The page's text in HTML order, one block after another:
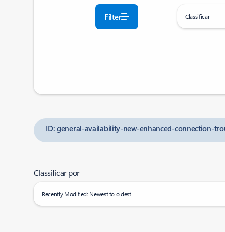
Filter Classificar
ID: general-availability-new-enhanced-connection-
Classificar por
Recently Modified: Newest to oldest